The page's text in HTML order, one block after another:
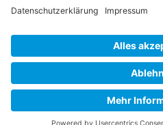
Themenwelt
Geprüfter Franchisegeber
© 2023 Franchisevergleich.eu